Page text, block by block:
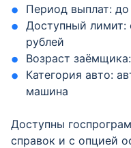
Период выплат: до
Доступный лимит:
рублей
Возраст
Категория авто:
машина
Доступны
справок и с опцией